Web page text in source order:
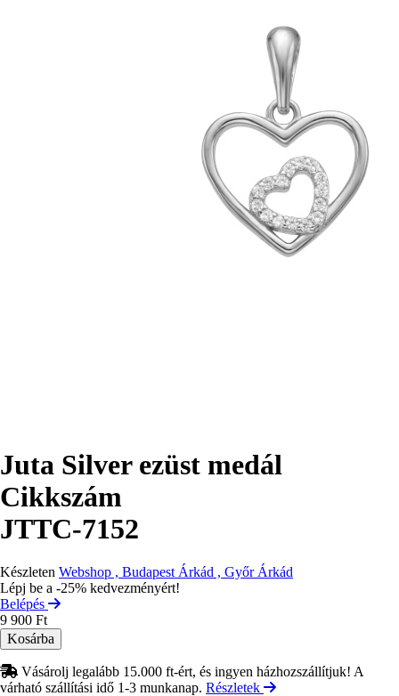
Juta Silver ezüst medál
Cikkszám
JTTC-7152
Készleten Webshop , Budapest Árkád , Győr Árkád
Lépj be a -25% kedvezményért!
Belépés
9 900 Ft
Vásárolj legalább 15.000 ft-ért, és ingyen házhozszállítjuk! A
várható szállítási idő 1-3 munkanap. Részletek